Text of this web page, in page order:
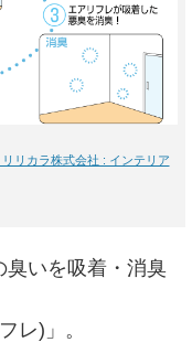
リカラ株式会社 : インテリア
臭いを吸着・消臭
レ)」。